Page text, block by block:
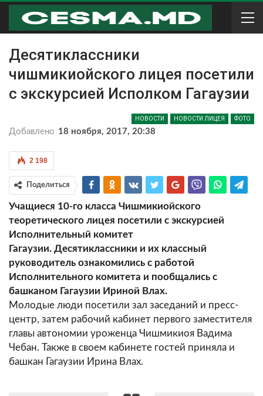
Десятиклассники
чишмикиойского лицея посетили
с экскурсией Исполком Гагаузии
НОВОСТИ НОВОСТИ ЛИЦЕЯ ФОТО
Добавлено 18 ноября, 2017, 20:38
2 198
Поделиться
Учащиеся 10-го класса Чишмикиойского
теоретического лицея посетили с экскурсией
Исполнительный комитет
Гагаузии. Десятиклассники и их классный
руководитель ознакомились с работой
Исполнительного комитета и пообщались с
башканом Гагаузии Ириной Влах.
Молодые люди посетили зал заседаний и пресс-
центр, затем рабочий кабинет первого заместителя
главы автономии уроженца Чишмикиоя Вадима
Чебан. Также в своем кабинете гостей приняла и
башкан Гагаузии Ирина Влах.